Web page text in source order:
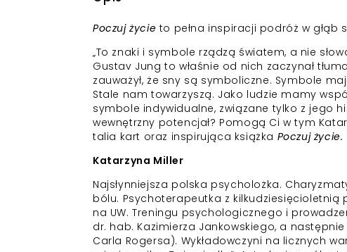
Poczuj życie to pełna inspiracji podróż w głąb
„To znaki i symbole rządzą światem, a nie
Gustav Jung to właśnie od nich zaczynał
zauważył, że sny są symboliczne. Symbole
Stale nam towarzyszą. Jako ludzie mamy
symbole indywidualne, związane tylko z jego
wewnętrzny potencjał? Pomogą Ci w tym
talia kart oraz inspirująca książka Poczuj życie.
Katarzyna Miller
Najsłynniejsza polska psycholożka.
bólu. Psychoterapeutka z
na UW. Treningu psychologicznego i
dr. hab. Kazimierza Jankowskiego, a
Carla Rogersa). Wykładowczyni na licznych